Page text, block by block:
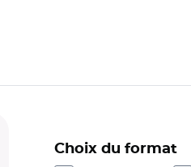
Choix du format